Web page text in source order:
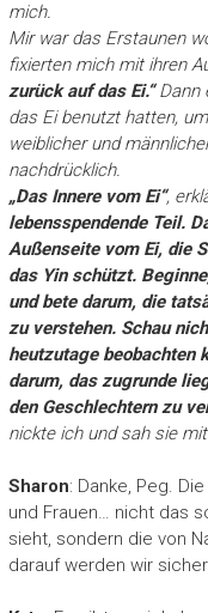
mich.
Mir war das Erstaunen
fixierten mich mit ihren
zurück auf das Ei.“Dann
das Ei benutzt hatten,
weiblicher und
nachdrücklich.
„Das Innere vom Ei“,
lebensspendende Teil.
Außenseite vom Ei, die
das Yin schützt.
und bete darum, die
zu verstehen. Schau
heutzutage beobachten
darum, das zugrunde
den Geschlechtern zu
nickte ich und sah sie
Sharon: Danke, Peg.
und Frauen… nicht das
sieht, sondern die von
darauf werden wir